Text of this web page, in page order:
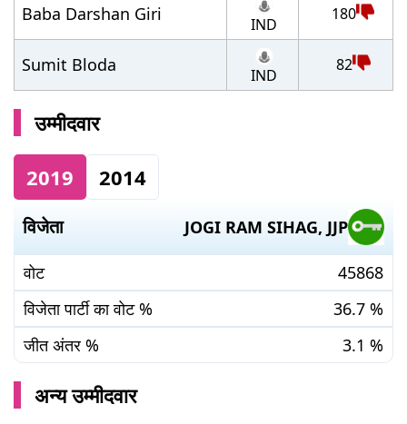
Baba Darshan Giri IND
180
Sumit Bloda IND
82
उम्मीदवार
2019
2014
विजेता JOGI RAM SIHAG, JJP
वोट
45868
विजेता पार्टी का वोट %
36.7 %
जीत अंतर %
3.1 %
अन्य उम्मीदवार